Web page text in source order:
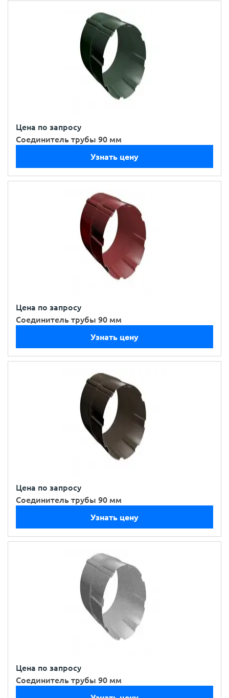
Цена по запросу
Соединитель трубы 90 мм
Узнать цену
Цена по запросу
Соединитель трубы 90 мм
Узнать цену
Цена по запросу
Соединитель трубы 90 мм
Узнать цену
Цена по запросу
Соединитель трубы 90 мм